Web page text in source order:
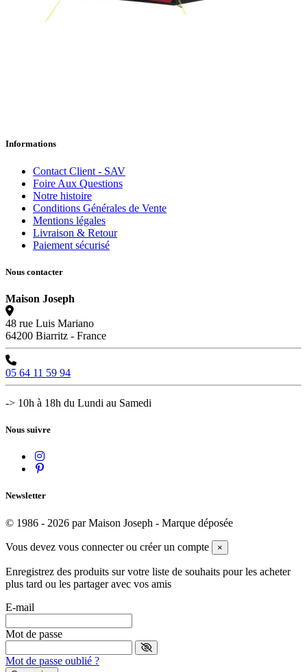
Informations
Contact Client - SAV
Foire Aux Questions
Notre histoire
Conditions Générales de Vente
Mentions légales
Livraison & Retour
Paiement sécurisé
Nous contacter
Maison Joseph
48 rue Luis Mariano
64200 Biarritz - France
05 64 11 59 94
-> 10h à 18h du Lundi au Samedi
Nous suivre
Newsletter
© 1986 - 2026 par Maison Joseph - Marque déposée
Vous devez vous connecter ou créer un compte ×
Enregistrez des produits sur votre liste de souhaits pour les acheter
plus tard ou les partager avec vos amis
E-mail
Mot de passe
Mot de passe oublié ?